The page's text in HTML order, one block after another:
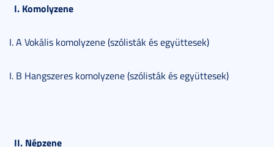
I. Komolyzene
I. A Vokális komolyzene (szólisták és együttesek)
I. B Hangszeres komolyzene (szólisták és együttesek)
II. Népzene